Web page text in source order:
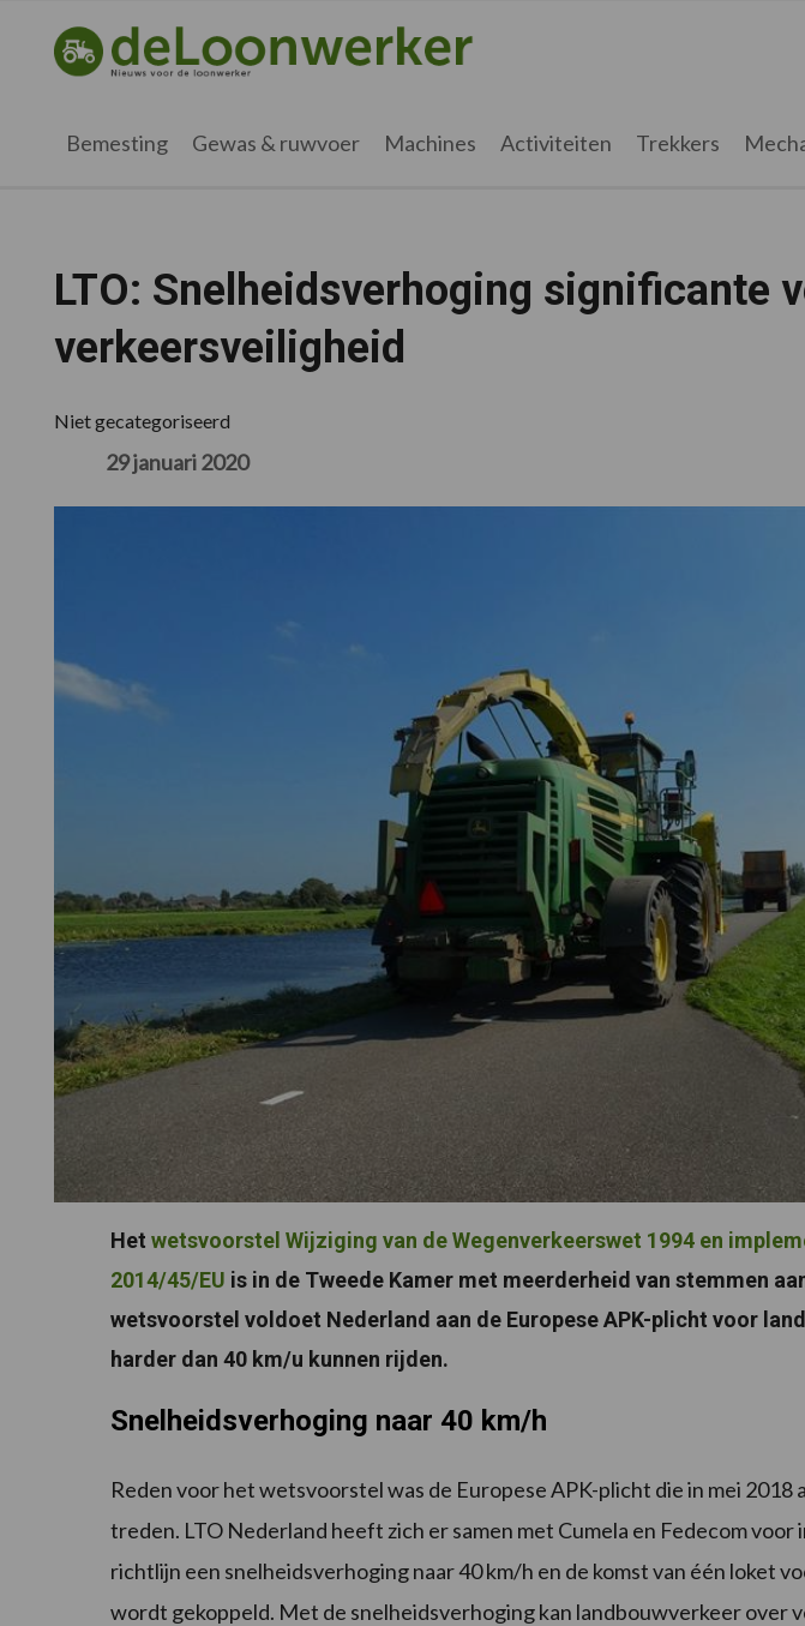
hoofdnavigatie
hoofd
eerste
voettekst
deloonwerker.nl
Bemesting Gewas & ruwvoer Machines Activiteiten Trekkers
LTO: Snelheidsverhoging significante
verkeersveiligheid
Niet gecategoriseerd
29 januari 2020
Het wetsvoorstel Wijziging van de Wegenverkeerswet 1994 en
2014/45/EU is in de Tweede Kamer met meerderheid van stemmen
wetsvoorstel voldoet Nederland aan de Europese APK-plicht voor
harder dan 40 km/u kunnen rijden.
Snelheidsverhoging naar 40 km/h
Reden voor het wetsvoorstel was de Europese APK-plicht die in mei 2018
treden. LTO Nederland heeft zich er samen met Cumela en Fedecom voor
richtlijn een snelheidsverhoging naar 40 km/h en de komst van één loket
wordt gekoppeld. Met de snelheidsverhoging kan landbouwverkeer over